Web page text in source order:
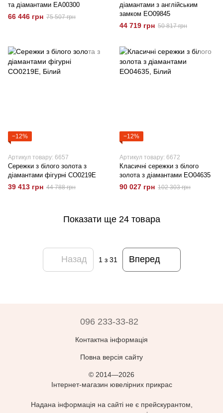
та діамантами EA00300
66 446 грн 75 507 грн
діамантами з англійським
замком EO09845
44 719 грн 50 817 грн
−12%
Артикул товару: 6657
Сережки з білого золота з
діамантами фігурні CO0219E
39 413 грн 44 788 грн
−12%
Артикул товару: 6672
Класичні сережки з білого
золота з діамантами EO04635
90 027 грн 102 303 грн
Показати ще 24 товара
Назад 1 з 31 Вперед
096 233-33-82
Контактна інформація
Повна версія сайту
© 2014—2026
Інтернет-магазин ювелірних прикрас
Надана інформація на сайті не є прейскурантом,